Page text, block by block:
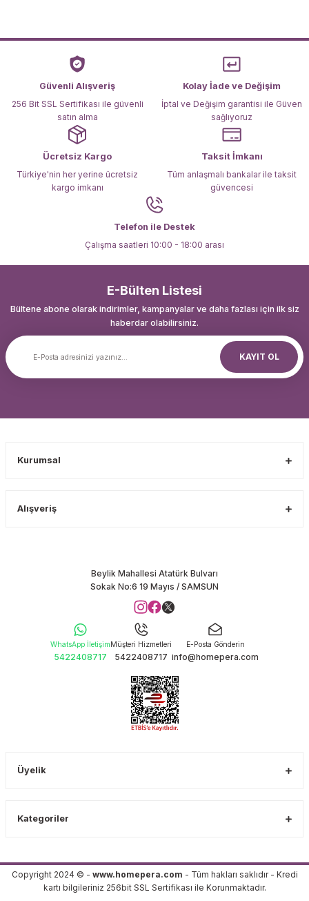
Ürün açıklamasında eksik bilgiler bulunuyor.
Ürün bilgilerinde hatalar bulunuyor.
Bu ürüne benzer farklı alternatifler olmalı.
Güvenli Alışveriş
256 Bit SSL Sertifikası ile güvenli
satın alma
Kolay İade ve Değişim
İptal ve Değişim garantisi ile Güven
sağlıyoruz
Ücretsiz Kargo
Türkiye'nin her yerine ücretsiz
kargo imkanı
Taksit İmkanı
Tüm anlaşmalı bankalar ile taksit
güvencesi
Telefon ile Destek
Çalışma saatleri 10:00 - 18:00 arası
E-Bülten Listesi
Bültene abone olarak indirimler, kampanyalar ve daha fazlası için ilk siz
haberdar olabilirsiniz.
KAYIT OL
Kurumsal
Alışveriş
Beylik Mahallesi Atatürk Bulvarı
Sokak No:6 19 Mayıs / SAMSUN
WhatsApp İletişim
5422408717
Müşteri Hizmetleri
5422408717
E-Posta Gönderin
info@homepera.com
Üyelik
Kategoriler
Copyright 2024 © - www.homepera.com - Tüm hakları saklıdır - Kredi
kartı bilgileriniz 256bit SSL Sertifikası ile Korunmaktadır.